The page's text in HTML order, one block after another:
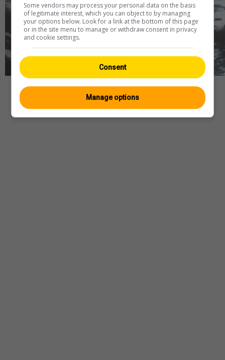
Some vendors may process your personal data on the basis
of legitimate interest, which you can object to by managing
your options below. Look for a link at the bottom of this page
or in the site menu to manage or withdraw consent in privacy
and cookie settings.
Consent
Manage options